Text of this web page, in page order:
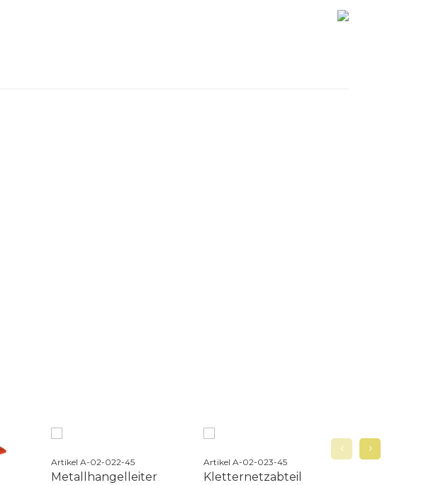
Artikel A-02-023-45
Kletternetzabteil
Artikel A-02-024-45
Ketten-Kletternetzab...
Artikel A-02-025-45
‹ ›